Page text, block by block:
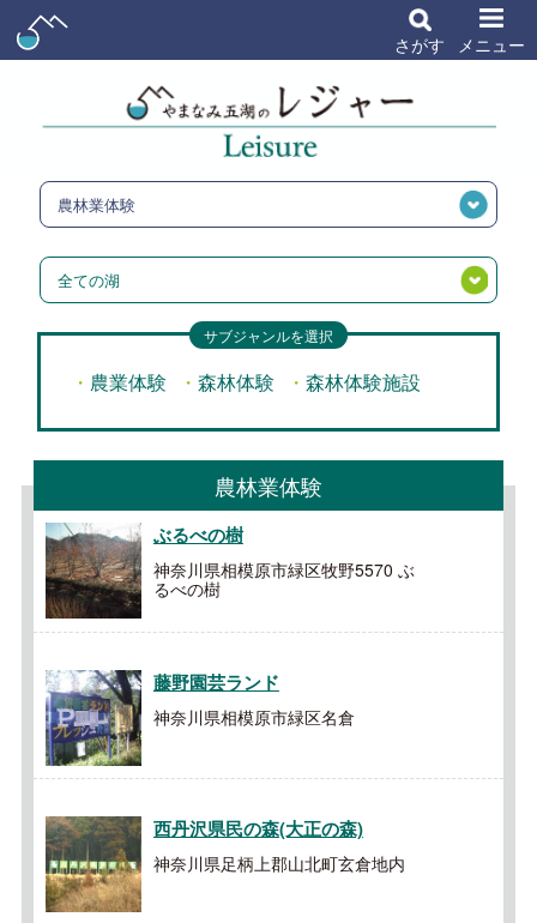
さがす メニュー
農林業体験
全ての湖
サブジャンルを選択
農業体験 森林体験 森林体験施設
農林業体験
ぶるべの樹
神奈川県相模原市緑区牧野5570 ぶ
るべの樹
藤野園芸ランド
神奈川県相模原市緑区名倉
西丹沢県民の森(大正の森)
神奈川県足柄上郡山北町玄倉地内